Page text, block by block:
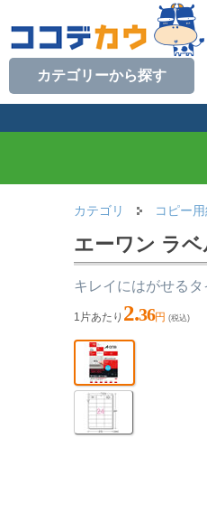
カテゴリーから探す
カテゴリ コピー
エーワン ラ
キレイにはがせるタ
1片あたり 2.36円 (税込)